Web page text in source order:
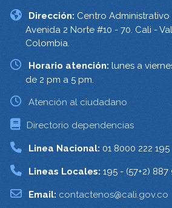
Dirección: Centro Administrativo
Avenida 2 Norte #10 - 70. Cali -
Colombia.
Horario atención: lunes a
de 2 pm a 5 pm.
Atención al ciudadano
Directorio dependencias
Linea Nacional: 01 8000 222 195
Lineas Locales: 195 - (57+2) 887
Email: contactenos@cali.gov.co